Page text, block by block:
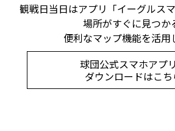
観戦日当日はアプリ「イーグルス
場所がすぐに見つか
便利なマップ機能を活用
球団公式スマホアプ
ダウンロードはこち